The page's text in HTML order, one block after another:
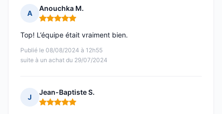
A
Anouchka M.
Note : 5 sur 5
Publié le 08/08/2024 à 12h55
suite à un achat du 29/07/2024
Top! L’équipe était vraiment bien.
J
Jean-Baptiste S.
Note : 5 sur 5